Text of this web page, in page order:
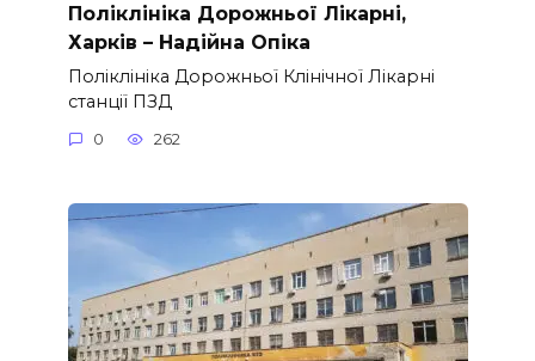
Поліклініка Дорожньої Лікарні,
Харків – Надійна Опіка
Поліклініка Дорожньої Клінічної Лікарні
станції ПЗД
0 262